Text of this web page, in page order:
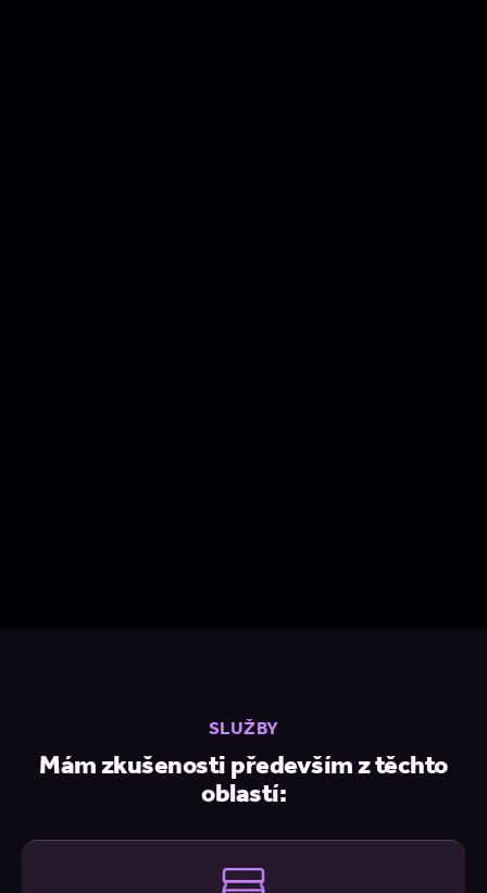
SLUŽBY
Mám zkušenosti především z těchto
oblastí: